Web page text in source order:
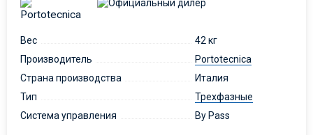
Вес
42 кг
Производитель
Portotecnica
Страна производства
Италия
Тип
Трехфазные
Система управления
By Pass